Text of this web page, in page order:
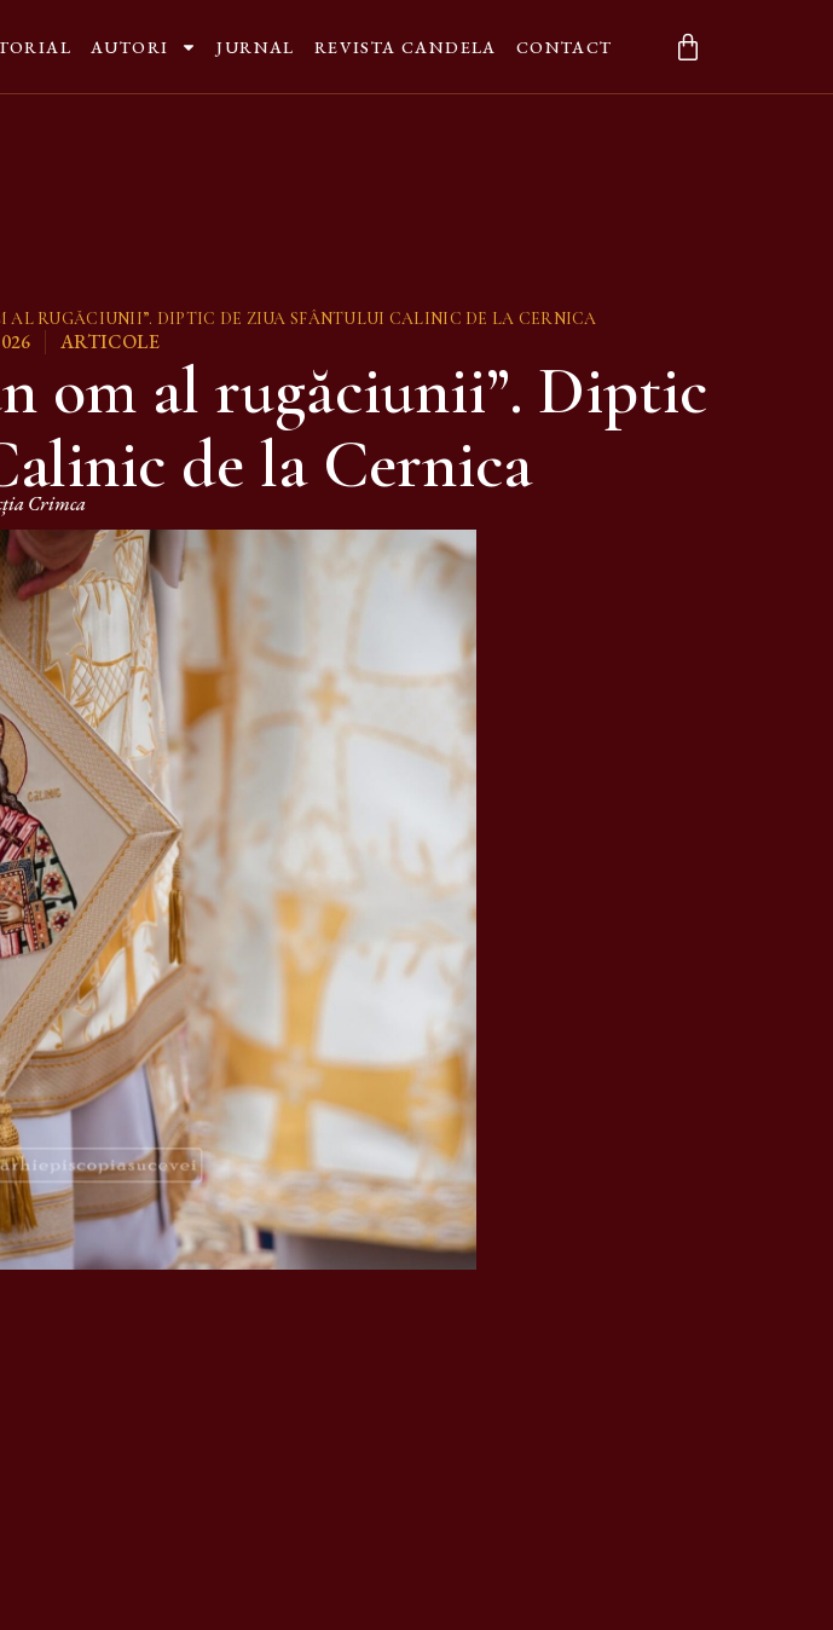
AUTORI JURNAL REVISTA CANDELA CONTACT
AL RUGĂCIUNII”. DIPTIC DE ZIUA SFÂNTULUI CALINIC DE LA CERNICA
ARTICOLE
om al rugăciunii”. Diptic
de la Cernica
Crimca